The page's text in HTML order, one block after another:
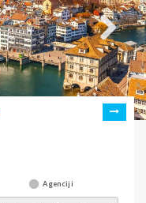
Agenciji